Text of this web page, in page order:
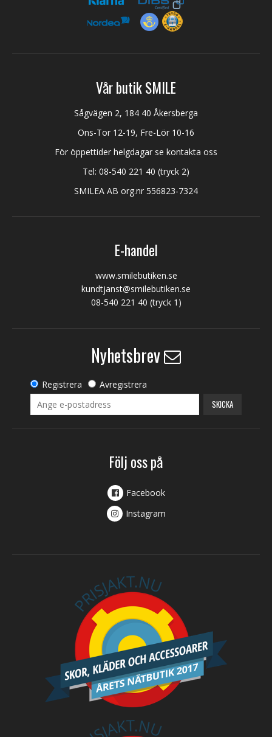
Vår butik SMILE
Sågvägen 2, 184 40 Åkersberga
Ons-Tor 12-19, Fre-Lör 10-16
För öppettider helgdagar se kontakta oss
Tel: 08-540 221 40 (tryck 2)
SMILEA AB org.nr 556823-7324
E-handel
www.smilebutiken.se
kundtjanst@smilebutiken.se
08-540 221 40 (tryck 1)
Nyhetsbrev
Registrera Avregistrera
SKICKA
Följ oss på
Facebook
Instagram